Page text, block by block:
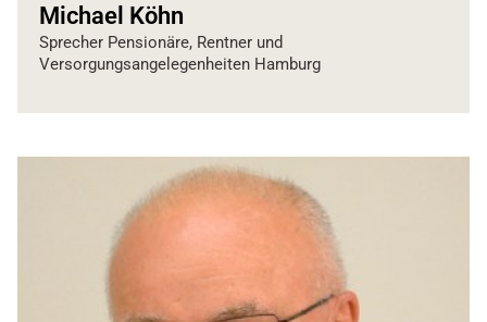
Michael Köhn
Sprecher Pensionäre, Rentner und
Versorgungsangelegenheiten Hamburg